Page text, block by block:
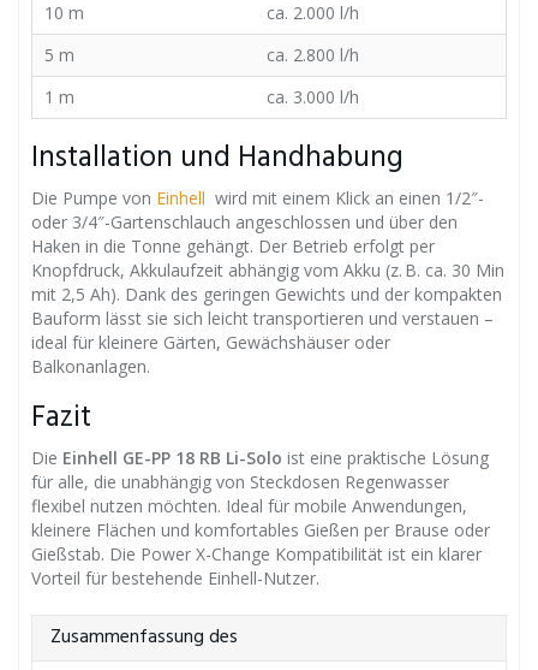
10 m
ca. 2.000 l/h
5 m
ca. 2.800 l/h
1 m
ca. 3.000 l/h
Installation und Handhabung
Die Pumpe von Einhell wird mit einem Klick an einen 1/2″-
oder 3/4″-Gartenschlauch angeschlossen und über den
Haken in die Tonne gehängt. Der Betrieb erfolgt per
Knopfdruck, Akkulaufzeit abhängig vom Akku (z. B. ca. 30 Min
mit 2,5 Ah). Dank des geringen Gewichts und der kompakten
Bauform lässt sie sich leicht transportieren und verstauen –
ideal für kleinere Gärten, Gewächshäuser oder
Balkonanlagen.
Fazit
Die Einhell GE-PP 18 RB Li-Solo ist eine praktische Lösung
für alle, die unabhängig von Steckdosen Regenwasser
flexibel nutzen möchten. Ideal für mobile Anwendungen,
kleinere Flächen und komfortables Gießen per Brause oder
Gießstab. Die Power X-Change Kompatibilität ist ein klarer
Vorteil für bestehende Einhell-Nutzer.
Zusammenfassung des